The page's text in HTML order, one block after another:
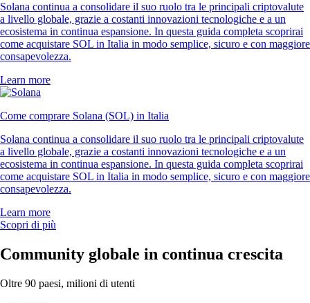
Solana continua a consolidare il suo ruolo tra le principali criptovalute
a livello globale, grazie a costanti innovazioni tecnologiche e a un
ecosistema in continua espansione. In questa guida completa scoprirai
come acquistare SOL in Italia in modo semplice, sicuro e con maggiore
consapevolezza.
Learn more
Come comprare Solana (SOL) in Italia
Solana continua a consolidare il suo ruolo tra le principali criptovalute
a livello globale, grazie a costanti innovazioni tecnologiche e a un
ecosistema in continua espansione. In questa guida completa scoprirai
come acquistare SOL in Italia in modo semplice, sicuro e con maggiore
consapevolezza.
Learn more
Scopri di più
Community globale in continua crescita
Oltre 90 paesi, milioni di utenti